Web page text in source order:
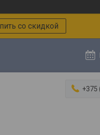
со скидкой
+375